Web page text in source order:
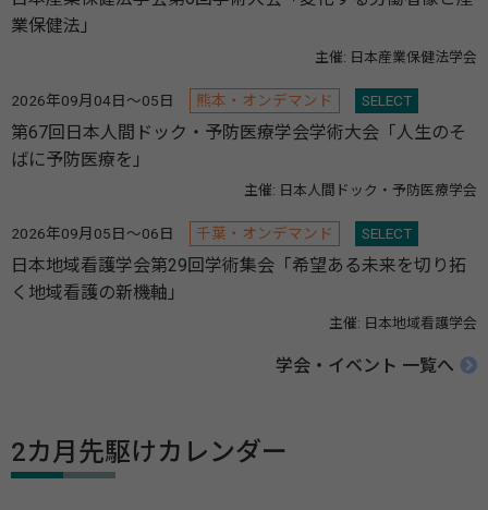
業保健法」
主催: 日本産業保健法学会
2026年09月04日～05日 熊本・オンデマンド SELECT
第67回日本人間ドック・予防医療学会学術大会「人生のそ
ばに予防医療を」
主催: 日本人間ドック・予防医療学会
2026年09月05日～06日 千葉・オンデマンド SELECT
日本地域看護学会第29回学術集会「希望ある未来を切り拓
く地域看護の新機軸」
主催: 日本地域看護学会
学会・イベント 一覧へ
2カ月先駆けカレンダー